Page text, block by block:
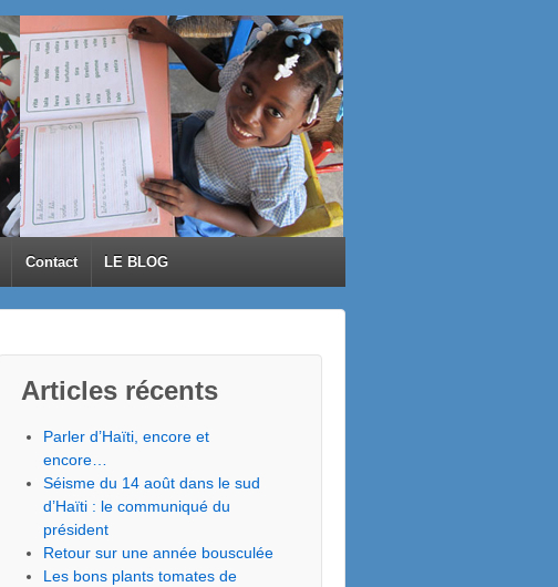
Contact LE BLOG
Articles récents
Parler d’Haïti, encore et
encore…
Séisme du 14 août dans le sud
d’Haïti : le communiqué du
président
Retour sur une année bousculée
Les bons plants tomates de